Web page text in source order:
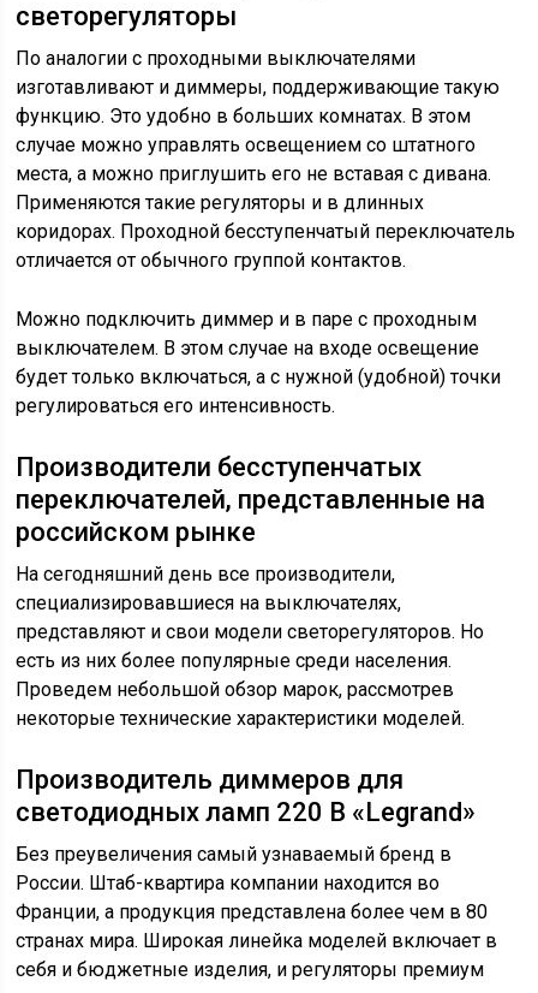
светорегуляторы
По аналогии с проходными выключателями
изготавливают и диммеры, поддерживающие такую
функцию. Это удобно в больших комнатах. В этом
случае можно управлять освещением со штатного
места, а можно приглушить его не вставая с дивана.
Применяются такие регуляторы и в длинных
коридорах. Проходной бесступенчатый переключатель
отличается от обычного группой контактов.
Можно подключить диммер и в паре с проходным
выключателем. В этом случае на входе освещение
будет только включаться, а с нужной (удобной) точки
регулироваться его интенсивность.
Производители бесступенчатых
переключателей, представленные на
российском рынке
На сегодняшний день все производители,
специализировавшиеся на выключателях,
представляют и свои модели светорегуляторов. Но
есть из них более популярные среди населения.
Проведем небольшой обзор марок, рассмотрев
некоторые технические характеристики моделей.
Производитель диммеров для
светодиодных ламп 220 В «Legrand»
Без преувеличения самый узнаваемый бренд в
России. Штаб-квартира компании находится во
Франции, а продукция представлена более чем в 80
странах мира. Широкая линейка моделей включает в
себя и бюджетные изделия, и регуляторы премиум